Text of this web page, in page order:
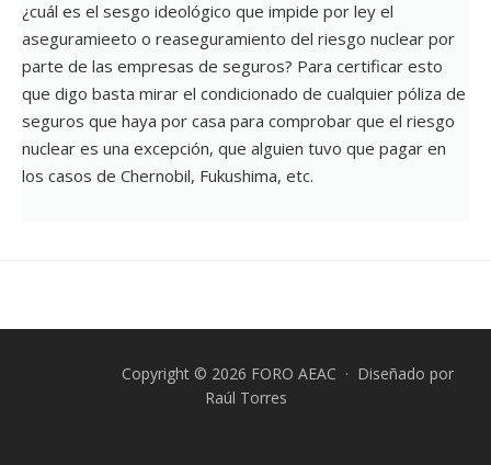
¿cuál es el sesgo ideológico que impide por ley el
aseguramieeto o reaseguramiento del riesgo nuclear por
parte de las empresas de seguros? Para certificar esto
que digo basta mirar el condicionado de cualquier póliza de
seguros que haya por casa para comprobar que el riesgo
nuclear es una excepción, que alguien tuvo que pagar en
los casos de Chernobil, Fukushima, etc.
Copyright © 2026 FORO AEAC · Diseñado por
Raúl Torres